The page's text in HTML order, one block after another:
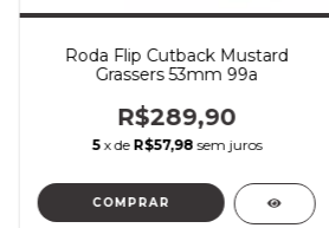
Roda Flip Cutback Mustard
Grassers 53mm 99a
R$289,90
5 x de R$57,98 sem juros
COMPRAR